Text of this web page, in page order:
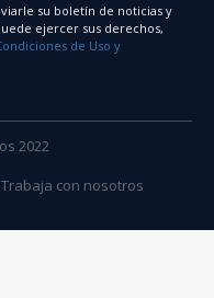
su boletín de noticias y
ejercer sus derechos,
de Uso y
2022
Trabaja con nosotros